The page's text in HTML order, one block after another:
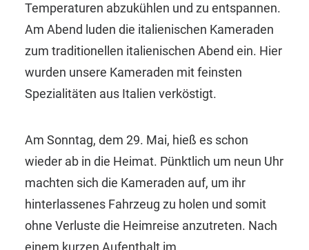
Temperaturen abzukühlen und zu entspannen.
Am Abend luden die italienischen Kameraden
zum traditionellen italienischen Abend ein. Hier
wurden unsere Kameraden mit feinsten
Spezialitäten aus Italien verköstigt.
Am Sonntag, dem 29. Mai, hieß es schon
wieder ab in die Heimat. Pünktlich um neun Uhr
machten sich die Kameraden auf, um ihr
hinterlassenes Fahrzeug zu holen und somit
ohne Verluste die Heimreise anzutreten. Nach
einem kurzen Aufenthalt im